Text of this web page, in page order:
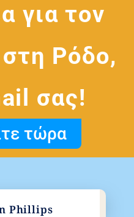
για τον
Ρόδο,
σας!
τώρα
Phillips